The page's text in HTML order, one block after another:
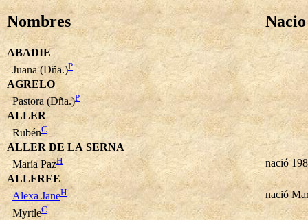
Nombres Nacio
ABADIE
Juana (Dña.)P
AGRELO
Pastora (Dña.)P
ALLER
RubénC
ALLER DE LA SERNA
María PazH
nació
ALLFREE
Alexa JaneH
nació
MyrtleC